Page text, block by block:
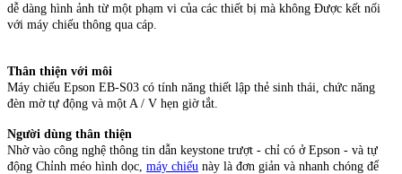
dễ dàng hình ảnh từ một phạm vi của các thiết bị mà không Được kết nối
với máy chiếu thông qua cáp.
Thân thiện với môi
Máy chiếu Epson EB-S03 có tính năng thiết lập thẻ sinh thái, chức năng
đèn mờ tự động và một A / V hẹn giờ tắt.
Người dùng thân thiện
Nhờ vào công nghệ thông tin dẫn keystone trượt - chỉ có ở Epson - và tự
động Chỉnh méo hình dọc, máy chiếu này là đơn giản và nhanh chóng để